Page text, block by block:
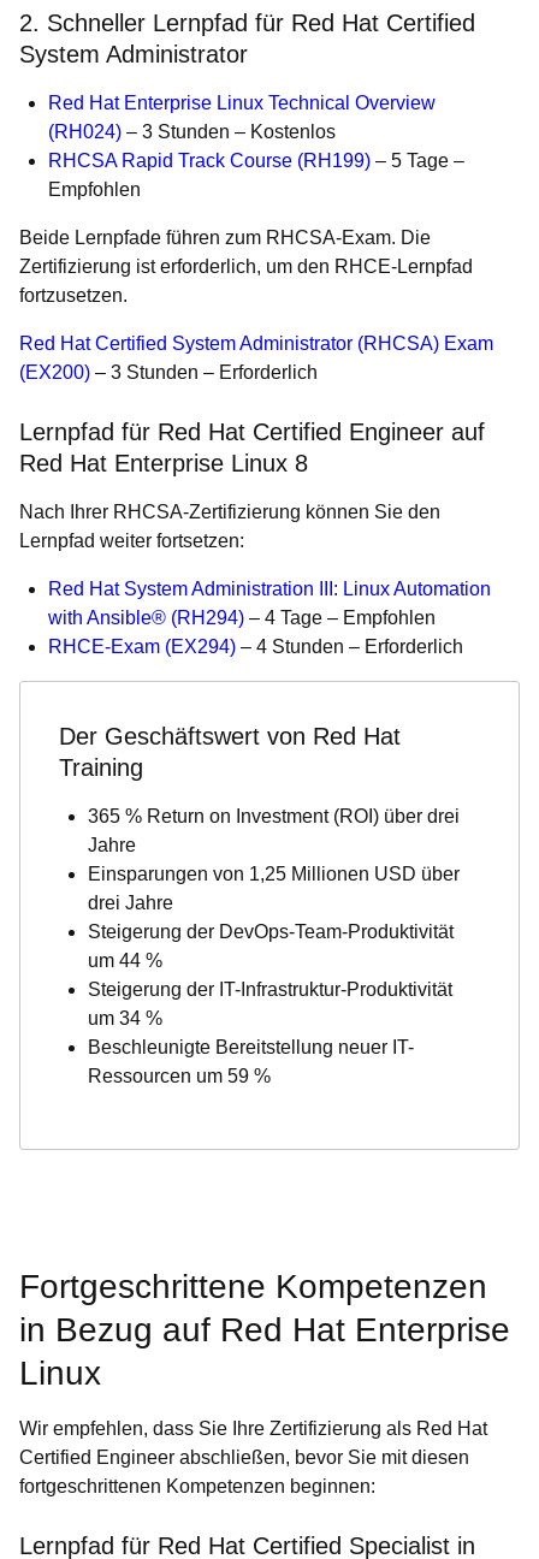
2. Schneller Lernpfad für Red Hat Certified
System Administrator
Red Hat Enterprise Linux Technical Overview
(RH024) – 3 Stunden – Kostenlos
RHCSA Rapid Track Course (RH199) – 5 Tage –
Empfohlen
Beide Lernpfade führen zum RHCSA-Exam. Die
Zertifizierung ist erforderlich, um den RHCE-Lernpfad
fortzusetzen.
Red Hat Certified System Administrator (RHCSA) Exam
(EX200) – 3 Stunden – Erforderlich
Lernpfad für Red Hat Certified Engineer auf
Red Hat Enterprise Linux 8
Nach Ihrer RHCSA-Zertifizierung können Sie den
Lernpfad weiter fortsetzen:
Red Hat System Administration III: Linux Automation
with Ansible® (RH294) – 4 Tage – Empfohlen
RHCE-Exam (EX294) – 4 Stunden – Erforderlich
Der Geschäftswert von Red Hat
Training
365 % Return on Investment (ROI) über drei
Jahre
Einsparungen von 1,25 Millionen USD über
drei Jahre
Steigerung der DevOps-Team-Produktivität
um 44 %
Steigerung der IT-Infrastruktur-Produktivität
um 34 %
Beschleunigte Bereitstellung neuer IT-
Ressourcen um 59 %
Fortgeschrittene Kompetenzen
in Bezug auf Red Hat Enterprise
Linux
Wir empfehlen, dass Sie Ihre Zertifizierung als Red Hat
Certified Engineer abschließen, bevor Sie mit diesen
fortgeschrittenen Kompetenzen beginnen:
Lernpfad für Red Hat Certified Specialist in